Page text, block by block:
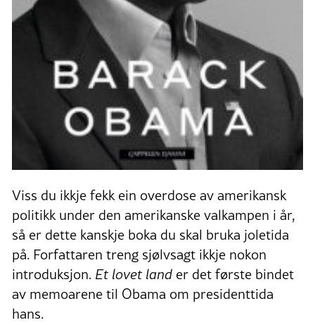
Viss du ikkje fekk ein overdose av amerikansk
politikk under den amerikanske valkampen i år,
så er dette kanskje boka du skal bruka joletida
på. Forfattaren treng sjølvsagt ikkje nokon
introduksjon. Et lovet land er det første bindet
av memoarene til Obama om presidenttida
hans.